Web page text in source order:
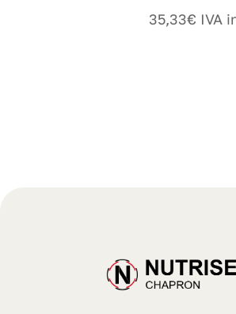
35,33€ IVA